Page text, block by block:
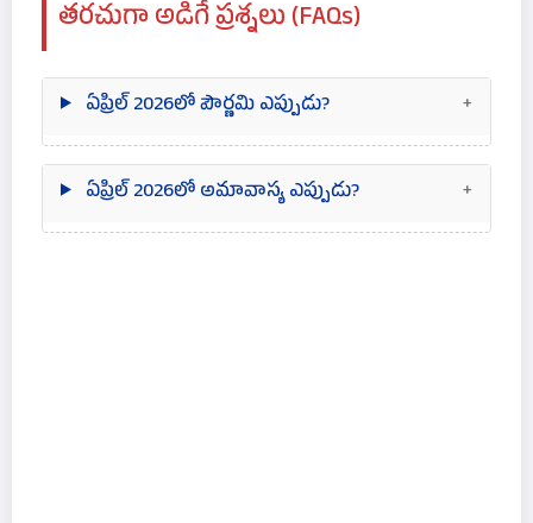
తరచుగా అడిగే ప్రశ్నలు (FAQs)
ఏప్రిల్ 2026లో పౌర్ణమి ఎప్పుడు?
ఏప్రిల్ 2026లో అమావాస్య ఎప్పుడు?